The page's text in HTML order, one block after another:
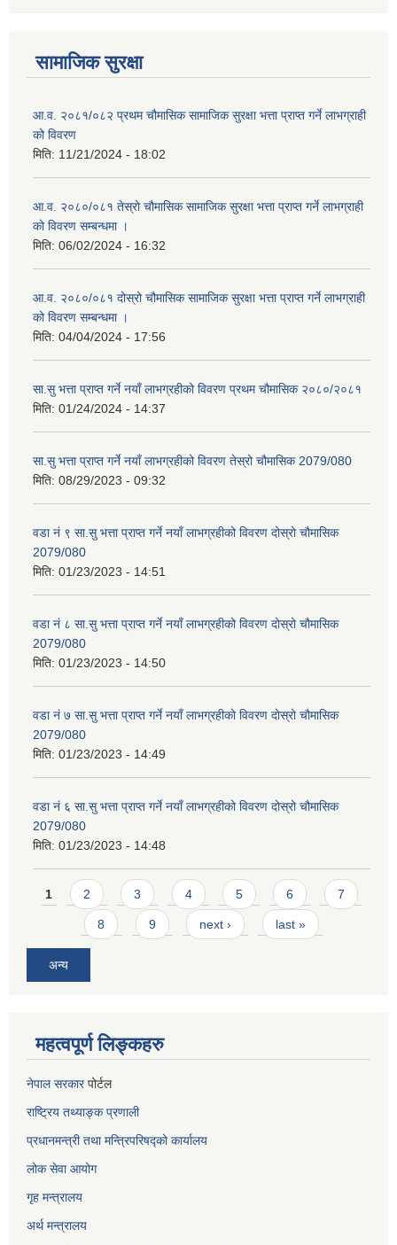
सामाजिक सुरक्षा
आ.व. २०८१/०८२ प्रथम चौमासिक सामाजिक सुरक्षा भत्ता प्राप्त गर्ने लाभग्राही
को विवरण
मिति: 11/21/2024 - 18:02
आ.व. २०८०/०८१ तेस्रो चौमासिक सामाजिक सुरक्षा भत्ता प्राप्त गर्ने लाभग्राही
को विवरण सम्बन्धमा ।
मिति: 06/02/2024 - 16:32
आ.व. २०८०/०८१ दोस्रो चौमासिक सामाजिक सुरक्षा भत्ता प्राप्त गर्ने लाभग्राही
को विवरण सम्बन्धमा ।
मिति: 04/04/2024 - 17:56
सा.सु भत्ता प्राप्त गर्ने नयाँ लाभग्रहीको विवरण प्रथम चौमासिक २०८०/२०८१
मिति: 01/24/2024 - 14:37
सा.सु भत्ता प्राप्त गर्ने नयाँ लाभग्रहीको विवरण तेस्रो चौमासिक 2079/080
मिति: 08/29/2023 - 09:32
वडा नं ९ सा.सु भत्ता प्राप्त गर्ने नयाँ लाभग्रहीको विवरण दोस्रो चौमासिक
2079/080
मिति: 01/23/2023 - 14:51
वडा नं ८ सा.सु भत्ता प्राप्त गर्ने नयाँ लाभग्रहीको विवरण दोस्रो चौमासिक
2079/080
मिति: 01/23/2023 - 14:50
वडा नं ७ सा.सु भत्ता प्राप्त गर्ने नयाँ लाभग्रहीको विवरण दोस्रो चौमासिक
2079/080
मिति: 01/23/2023 - 14:49
वडा नं ६ सा.सु भत्ता प्राप्त गर्ने नयाँ लाभग्रहीको विवरण दोस्रो चौमासिक
2079/080
मिति: 01/23/2023 - 14:48
Pages
1 2 3 4 5 6 7
8 9 next › last »
अन्य
महत्वपूर्ण लिङ्कहरु
नेपाल सरकारपोर्टल
राष्ट्रिय तथ्याङ्क प्रणाली
प्रधानमन्त्री तथा मन्त्रिपरिषद्को कार्यालय
लोक सेवाआयोग
गृह मन्त्रालय
अर्थ मन्त्रालय